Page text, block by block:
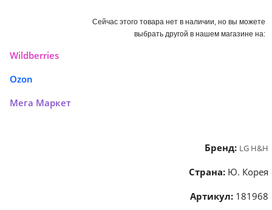
Сейчас этого товара нет в наличии, но вы можете
выбрать другой в нашем магазине на:
Wildberries
Ozon
Мега Маркет
Бренд: LG H&H
Страна: Ю. Корея
Артикул: 181968